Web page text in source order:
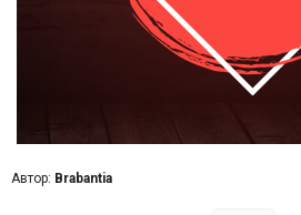
Автор: Brabantia